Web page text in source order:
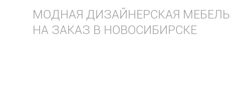
МОДНАЯ ДИЗАЙНЕРСКАЯ МЕБЕЛЬ
НА ЗАКАЗ В НОВОСИБИРСКЕ